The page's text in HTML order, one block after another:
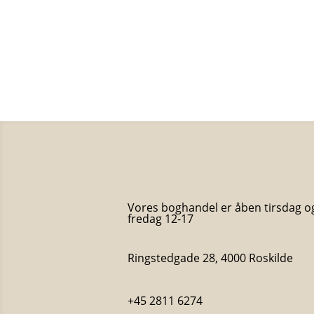
Vores boghandel er åben tirsdag
fredag 12-17
Ringstedgade 28, 4000 Roskilde
+45 2811 6274